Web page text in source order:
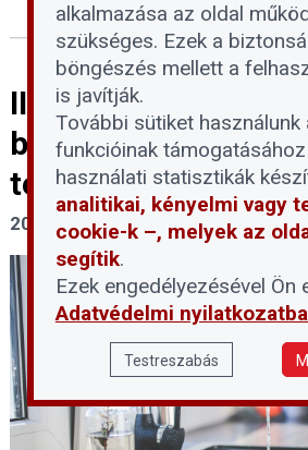
III. fokú
be a DMRV
településén
2026. július 31.
alkalmazása az oldal
szükséges. Ezek a
böngészés mellett a
is javítják.
További sütiket használunk
funkcióinak
használati statisztikák
analitikai, kényelmi vagy
cookie-k –, melyek az
segítik.
Ezek engedélyezésével Ön
Adatvédelmi
Testreszabás